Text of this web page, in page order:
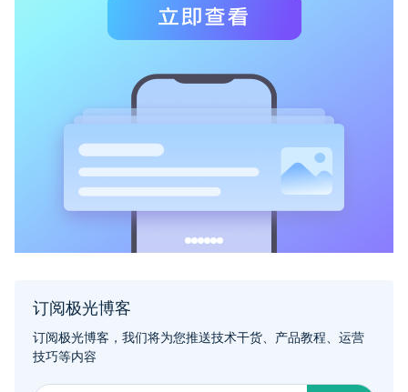
订阅极光博客
订阅极光博客，我们将为您推送技术干货、产品教程、运营
技巧等内容